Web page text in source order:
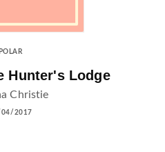
POLAR
Hunter's Lodge
Christie
2017